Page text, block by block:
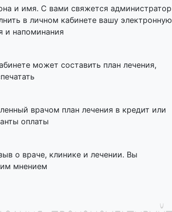
и имя. С вами свяжется администратор
в личном кабинете вашу электронную
и напоминания
может составить план лечения,
врачом план лечения в кредит или
оплаты
о враче, клинике и лечении. Вы
мнением